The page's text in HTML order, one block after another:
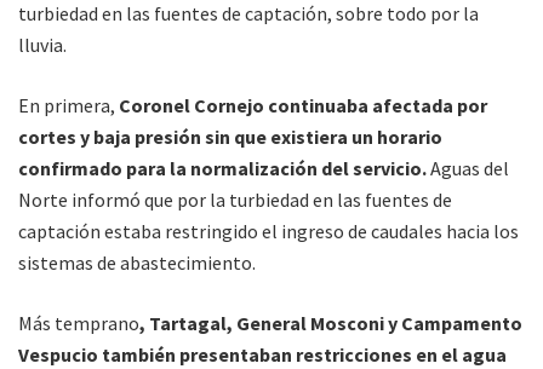
turbiedad en las fuentes de captación, sobre todo por la
lluvia.
En primera, Coronel Cornejo continuaba afectada por
cortes y baja presión sin que existiera un horario
confirmado para la normalización del servicio.Aguas del
Norte informó que por la turbiedad en las fuentes de
captación estaba restringido el ingreso de caudales hacia los
sistemas de abastecimiento.
Más temprano, Tartagal, General Mosconi y Campamento
Vespucio también presentaban restricciones en el agua